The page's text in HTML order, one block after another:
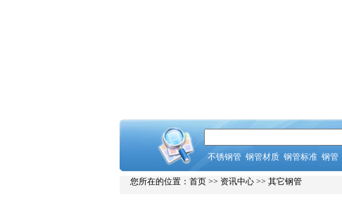
不锈钢管 钢管材质 钢管标准 钢管
您所在的位置： 首页 >> 资讯中心 >> 其它钢管